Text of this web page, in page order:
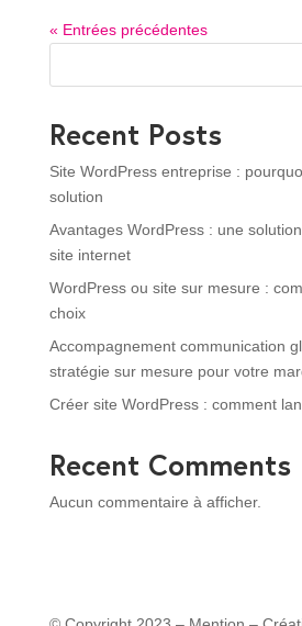
« Entrées précédentes
Recent Posts
Site WordPress entreprise :
solution
Avantages WordPress : une
site internet
WordPress ou site sur mesure :
choix
Accompagnement communication
stratégie sur mesure pour votre
Créer site WordPress : comment
Recent Comments
Aucun commentaire à afficher.